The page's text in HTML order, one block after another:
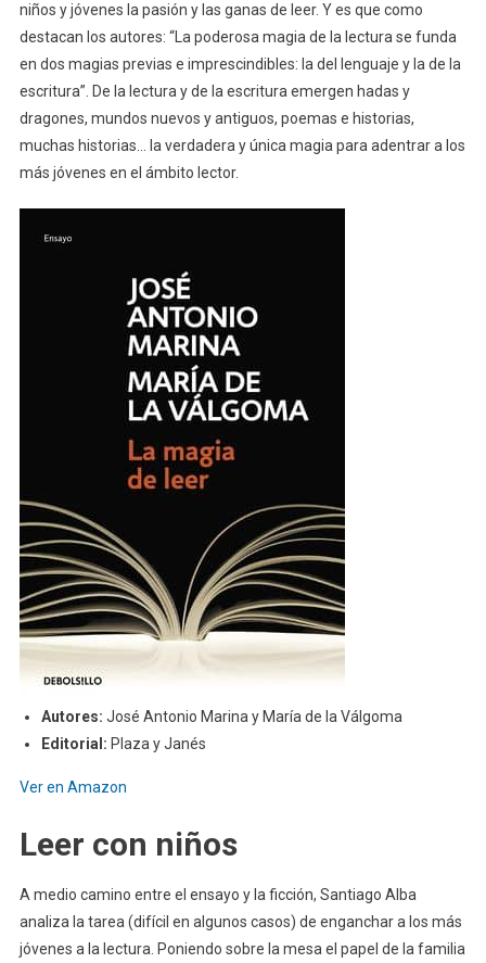
niños y jóvenes la pasión y las ganas de leer. Y es que como
destacan los autores: “La poderosa magia de la lectura se funda
en dos magias previas e imprescindibles: la del lenguaje y la de la
escritura”. De la lectura y de la escritura emergen hadas y
dragones, mundos nuevos y antiguos, poemas e historias,
muchas historias… la verdadera y única magia para adentrar a los
más jóvenes en el ámbito lector.
Autores: José Antonio Marina y María de la Válgoma
Editorial: Plaza y Janés
Ver en Amazon
Leer con niños
A medio camino entre el ensayo y la ficción, Santiago Alba
analiza la tarea (difícil en algunos casos) de enganchar a los más
jóvenes a la lectura. Poniendo sobre la mesa el papel de la familia